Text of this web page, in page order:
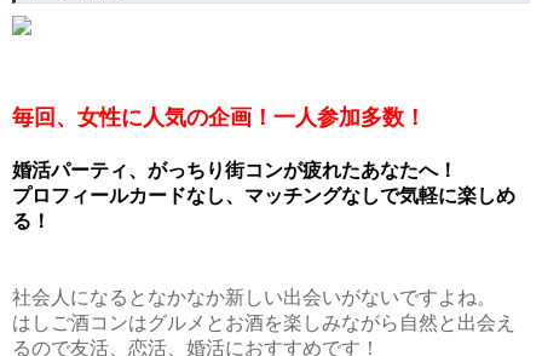
毎回、女性に人気の企画！ 一人参加多数！
婚活パーティ、がっちり街コンが疲れたあなたへ！
プロフィールカードなし、マッチングなしで気軽に楽しめ
る！
社会人になるとなかなか新しい出会いがないですよね。
はしご酒コンはグルメとお酒を楽しみながら自然と出会え
るので友活、恋活、婚活におすすめです！